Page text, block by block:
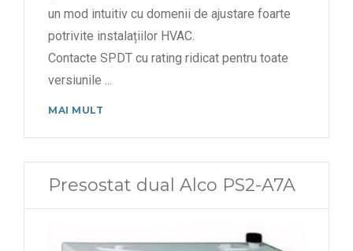
un mod intuitiv cu domenii de ajustare foarte
potrivite instalațiilor HVAC.
Contacte SPDT cu rating ridicat pentru toate
versiunile
MAI MULT
Presostat dual Alco PS2-A7A